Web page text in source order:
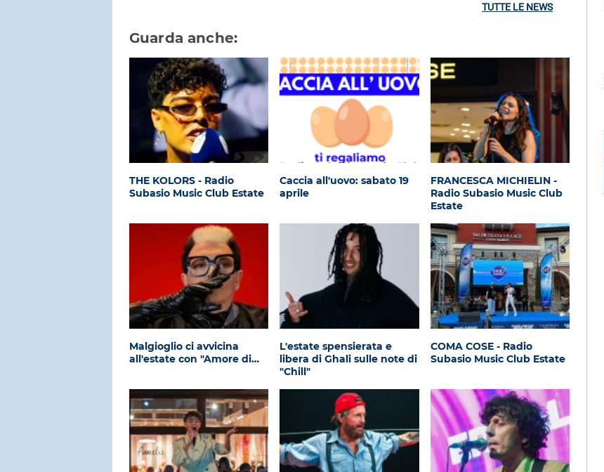
TUTTE LE NEWS
Guarda anche:
THE KOLORS - Radio
Subasio Music Club Estate
Caccia all'uovo: sabato 19
aprile
FRANCESCA MICHIELIN -
Radio Subasio Music Club
Estate
Malgioglio ci avvicina
all'estate con "Amore di…
L'estate spensierata e
libera di Ghali sulle note di
"Chill"
COMA COSE - Radio
Subasio Music Club Estate
Francesco - Pontassieve (FI)
SAL DA VINCI - Radio